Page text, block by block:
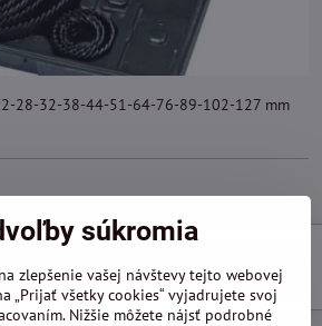
28-32-38-44-51-64-76-89-102-127 mm
Do košíka
súkromia
zlepšenie vašej návštevy tejto webovej
„Prijať všetky cookies“ vyjadrujete svoj
Nižšie môžete nájsť podrobné